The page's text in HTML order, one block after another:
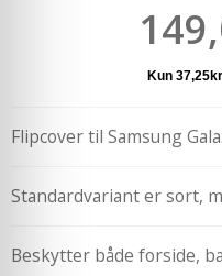
Flipcover til Samsung
Standardvariant er sort,
Beskytter både forside,